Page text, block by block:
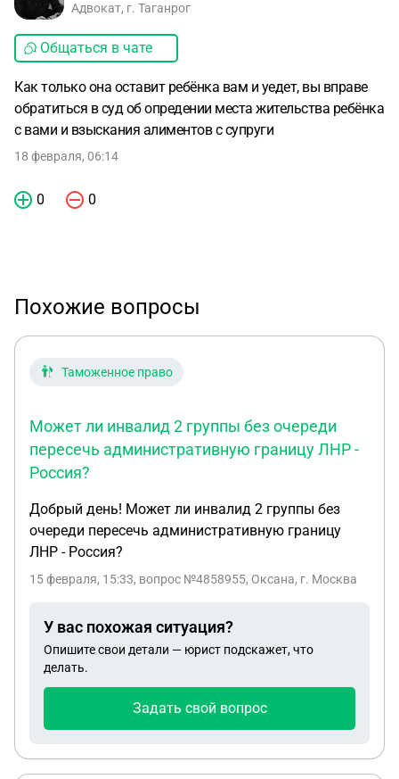
Адвокат, г. Таганрог
Общаться в чате
Как только она оставит ребёнка вам и уедет, вы вправе
обратиться в суд об опредении места жительства ребёнка
с вами и взыскания алиментов с супруги
18 февраля, 06:14
0 0
Похожие вопросы
Таможенное право
Может ли инвалид 2 группы без очереди
пересечь административную границу ЛНР -
Россия?
Добрый день! Может ли инвалид 2 группы без
очереди пересечь административную границу
ЛНР - Россия?
15 февраля, 15:33, вопрос №4858955, Оксана, г. Москва
У вас похожая ситуация?
Опишите свои детали — юрист подскажет, что
делать.
Задать свой вопрос